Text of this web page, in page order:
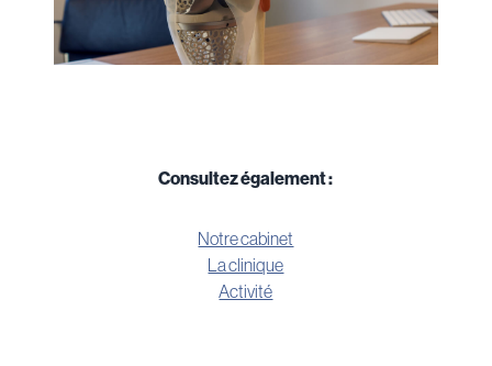
Consultez également :
Notre cabinet
La clinique
Activité